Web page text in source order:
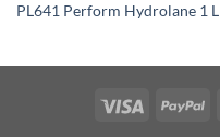
PL641 Perform Hydrolane 1 L